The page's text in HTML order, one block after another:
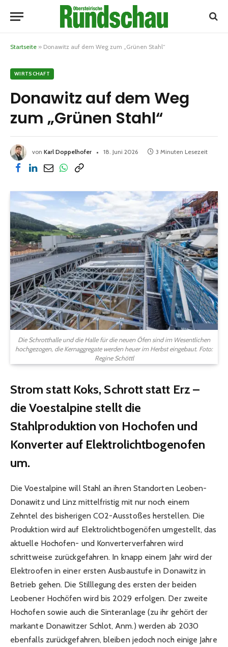
Startseite » Donawitz auf dem Weg zum „Grünen Stahl“
WIRTSCHAFT
Donawitz auf dem Weg
zum „Grünen Stahl“
von Karl Doppelhofer 18. Juni 2026 3 Minuten Lesezeit
Die Schrotthalle und die Halle für die neuen Öfen sind im Wesentlichen
hochgezogen, die Kernaggregate werden heuer im Herbst eingebaut. Foto:
Regine Schöttl
Strom statt Koks, Schrott statt Erz –
die Voestalpine stellt die
Stahlproduktion von Hochofen und
Konverter auf Elektrolichtbogenofen
um.
Die Voestalpine will Stahl an ihren Standorten Leoben-
Donawitz und Linz mittelfristig mit nur noch einem
Zehntel des bisherigen CO2-Ausstoßes herstellen. Die
Produktion wird auf Elektrolichtbogenöfen umgestellt, das
aktuelle Hochofen- und Konverterverfahren wird
schrittweise zurückgefahren. In knapp einem Jahr wird der
Elektroofen in einer ersten Ausbaustufe in Donawitz in
Betrieb gehen. Die Stilllegung des ersten der beiden
Leobener Hochöfen wird bis 2029 erfolgen. Der zweite
Hochofen sowie auch die Sinteranlage (zu ihr gehört der
markante Donawitzer Schlot, Anm.) werden ab 2030
ebenfalls zurückgefahren, bleiben jedoch noch einige Jahre